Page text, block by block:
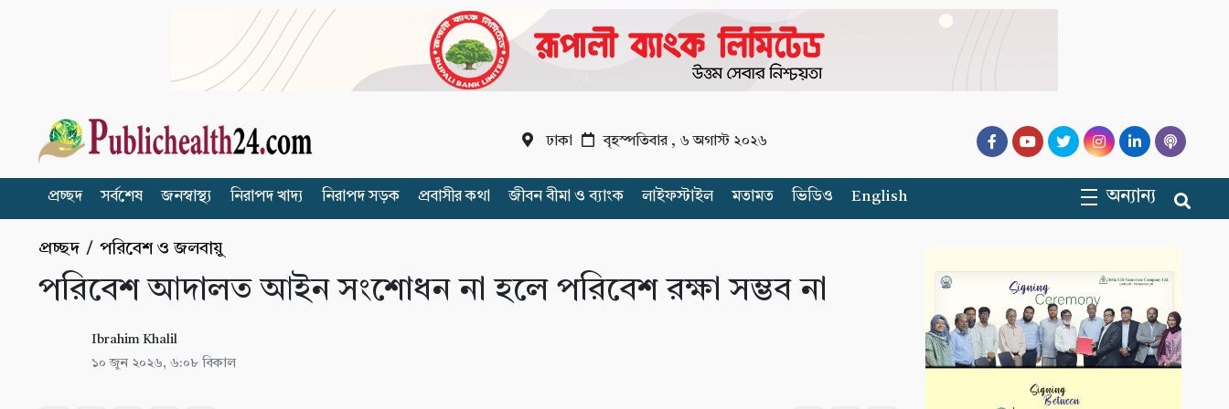
ঢাকা বৃহস্পতিবার , ৬ অগাস্ট ২০২৬
প্রচ্ছদ সর্বশেষ জনস্বাস্থ্য নিরাপদ খাদ্য নিরাপদ সড়ক প্রবাসীর কথা জীবন বীমা ও ব্যাংক লাইফস্টাইল মতামত ভিডিও English অন্যান্য
প্রচ্ছদ / পরিবেশ ও জলবায়ু
পরিবেশ আদালত আইন সংশোধন না হলে পরিবেশ রক্ষা সম্ভব না
Ibrahim Khalil
১০ জুন ২০২৬, ৬:০৮ বিকাল